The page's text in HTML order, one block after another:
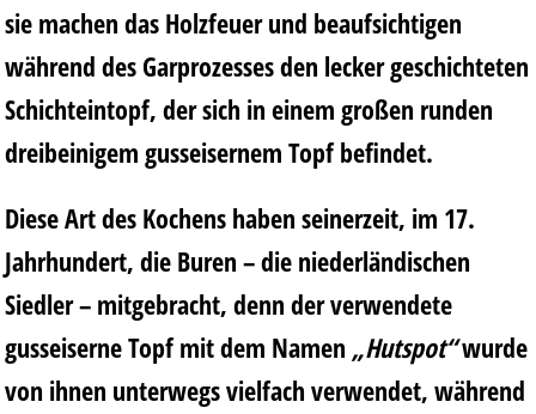
sie machen das Holzfeuer und beaufsichtigen
während des Garprozesses den lecker geschichteten
Schichteintopf, der sich in einem großen runden
dreibeinigem gusseisernem Topf befindet.
Diese Art des Kochens haben seinerzeit, im 17.
Jahrhundert, die Buren – die niederländischen
Siedler – mitgebracht, denn der verwendete
gusseiserne Topf mit dem Namen „Hutspot“wurde
von ihnen unterwegs vielfach verwendet, während